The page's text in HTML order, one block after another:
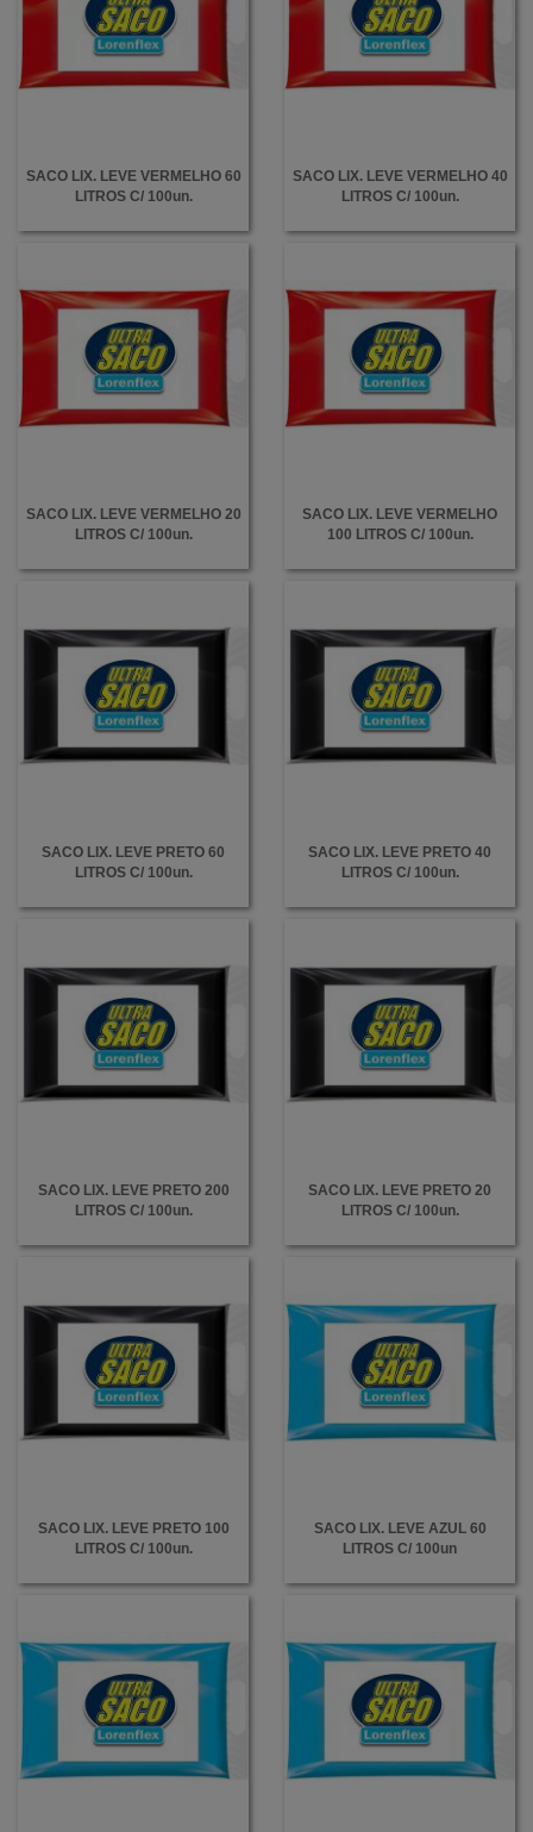
SACO LIX. LEVE VERMELHO 60
LITROS C/ 100un.
SACO LIX. LEVE VERMELHO 40
LITROS C/ 100un.
SACO LIX. LEVE VERMELHO 20
LITROS C/ 100un.
SACO LIX. LEVE VERMELHO
100 LITROS C/ 100un.
SACO LIX. LEVE PRETO 60
LITROS C/ 100un.
SACO LIX. LEVE PRETO 40
LITROS C/ 100un.
SACO LIX. LEVE PRETO 200
LITROS C/ 100un.
SACO LIX. LEVE PRETO 20
LITROS C/ 100un.
SACO LIX. LEVE PRETO 100
LITROS C/ 100un.
SACO LIX. LEVE AZUL 60
LITROS C/ 100un